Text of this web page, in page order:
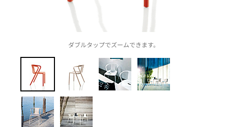
ダブルタップでズームできます。